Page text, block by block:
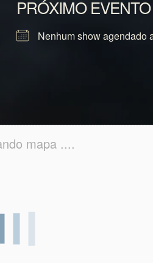
PRÓXIMO EVENTO
Nenhum show agendado
mapa ....